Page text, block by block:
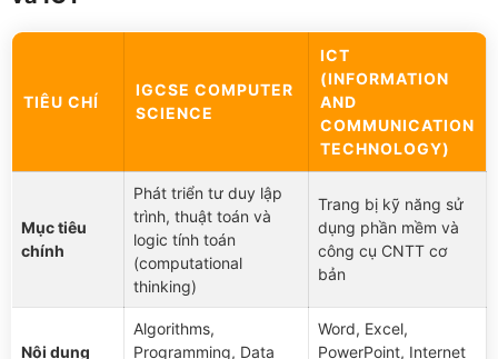
TIÊU CHÍ
IGCSE COMPUTER
SCIENCE
ICT
(INFORMATION
AND
COMMUNICATION
TECHNOLOGY)
Mục tiêu
chính
Phát triển tư duy lập
trình, thuật toán và
logic tính toán
(computational
thinking)
Trang bị kỹ năng sử
dụng phần mềm và
công cụ CNTT cơ
bản
Nội dung
Algorithms,
Programming, Data
Word, Excel,
PowerPoint, Internet